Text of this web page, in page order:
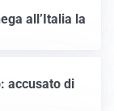
all’Italia la
accusato di